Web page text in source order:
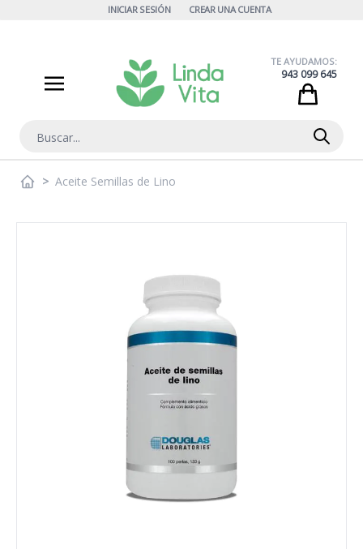
INICIAR SESIÓN CREAR UNA CUENTA
Buscar
TE AYUDAMOS:
943 099 645
> Aceite Semillas de Lino